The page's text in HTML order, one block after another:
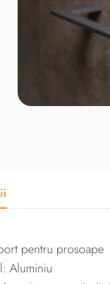
pentru prosoape
Aluminiu